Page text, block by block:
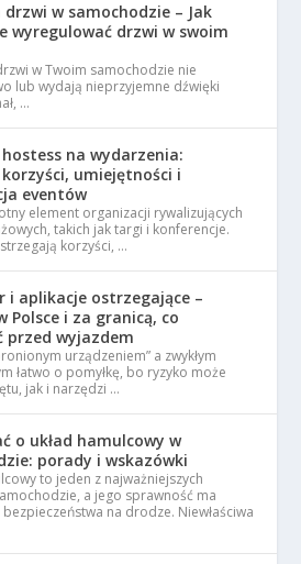
drzwi w samochodzie – Jak
wyregulować drzwi w swoim
w Twoim samochodzie nie
lub wydają nieprzyjemne dźwięki
…
na wydarzenia:
korzyści, umiejętności i
eventów
element organizacji rywalizujących
takich jak targi i konferencje.
korzyści, …
i aplikacje ostrzegające –
Polsce i za granicą, co
przed wyjazdem
urządzeniem” a zwykłym
łatwo o pomyłkę, bo ryzyko może
jak i narzędzi …
o układ hamulcowy w
porady i wskazówki
to jeden z najważniejszych
a jego sprawność ma
na drodze. Niewłaściwa